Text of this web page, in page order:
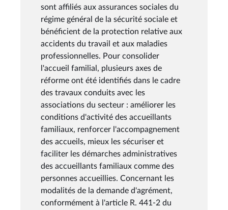
sont affiliés aux assurances sociales du
régime général de la sécurité sociale et
bénéficient de la protection relative aux
accidents du travail et aux maladies
professionnelles. Pour consolider
l'accueil familial, plusieurs axes de
réforme ont été identifiés dans le cadre
des travaux conduits avec les
associations du secteur : améliorer les
conditions d'activité des accueillants
familiaux, renforcer l'accompagnement
des accueils, mieux les sécuriser et
faciliter les démarches administratives
des accueillants familiaux comme des
personnes accueillies. Concernant les
modalités de la demande d'agrément,
conformément à l'article R. 441-2 du